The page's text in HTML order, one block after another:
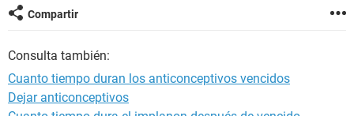
Compartir
Consulta también:
Cuanto tiempo duran los anticonceptivos vencidos
Dejar anticonceptivos